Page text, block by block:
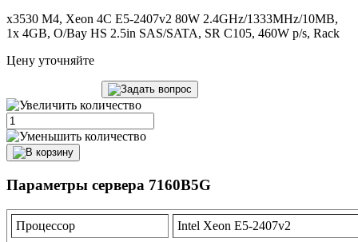
x3530 M4, Xeon 4C E5-2407v2 80W 2.4GHz/1333MHz/10MB,
1x 4GB, O/Bay HS 2.5in SAS/SATA, SR C105, 460W p/s, Rack
Цену уточняйте
Параметры сервера 7160B5G
Процессор Intel Xeon E5-2407v2